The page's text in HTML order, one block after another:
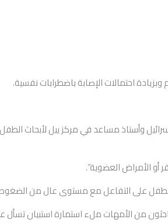
احتمالات الإصابة باضطرابات نفسية.
وأستاذ مساعد في مركز ييل لأبحاث الطفل
الأمراض العضوية”.
الطفل على التفاعل مع مستوى عال من
طلب الباحثون من الأمهات ملء استمارة استبيان